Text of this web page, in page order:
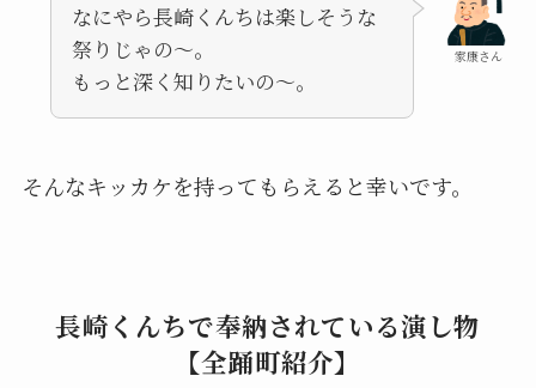
家康さん
なにやら長崎くんちは楽しそうな
祭りじゃの〜。
もっと深く知りたいの〜。
そんなキッカケを持ってもらえると幸いです。
長崎くんちで奉納されている演し物
【全踊町紹介】